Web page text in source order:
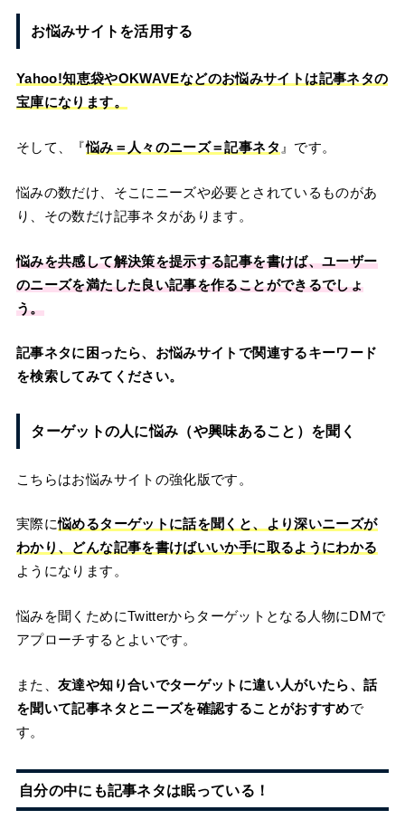
お悩みサイトを活用する
Yahoo!知恵袋やOKWAVEなどのお悩みサイトは記事ネタの
宝庫になります。
そして、『悩み＝人々のニーズ＝記事ネタ 』です。
悩みの数だけ、そこにニーズや必要とされているものがあ
り、その数だけ記事ネタがあります。
悩みを共感して解決策を提示する記事を書けば、ユーザー
のニーズを満たした良い記事を作ることができるでしょ
う。
記事ネタに困ったら、お悩みサイトで関連するキーワード
を検索してみてください。
ターゲットの人に悩み（や興味あること）を聞く
こちらはお悩みサイトの強化版です。
実際に悩めるターゲットに話を聞くと、より深いニーズが
わかり、どんな記事を書けばいいか手に取るようにわかる
ようになります。
悩みを聞くためにTwitterからターゲットとなる人物にDMで
アプローチするとよいです。
また、友達や知り合いでターゲットに違い人がいたら、話
を聞いて記事ネタとニーズを確認することがおすすめで
す。
自分の中にも記事ネタは眠っている！